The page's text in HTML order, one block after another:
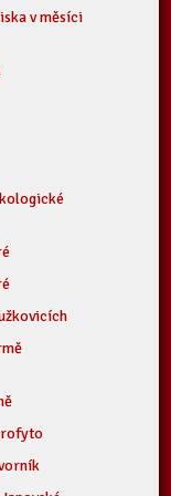
v měsíci